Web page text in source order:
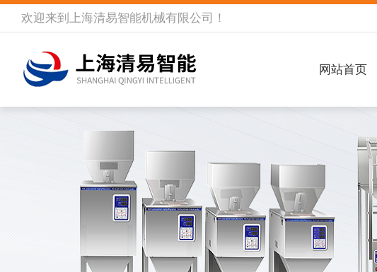
欢迎来到 上海清易智能机械有限公司 ！
网站首页